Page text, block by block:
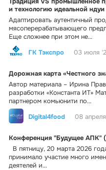
и технологию идеальной ндуи
Адаптировать аутентичный
мясоперерабатывающего
Еще сложнее при этом не...
ГК Тэкспро
03 июля
Дорожная карта «Честного
Автор материала – Ирина
разработки «Константа ИТ»
партнером комьюнити по...
Digital4food
08
Конференция "Будущее АПК"
В пятницу, 20 марта 2026
принимало участие много
деятелей и...